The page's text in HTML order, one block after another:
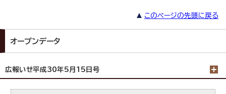
このページの先頭に戻る
オープンデータ
広報いせ平成30年5月15日号